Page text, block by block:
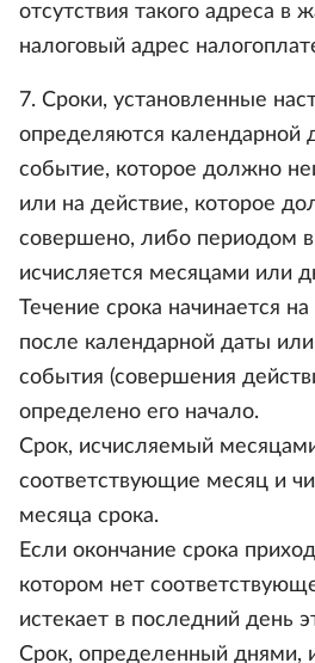
отсутствия такого адреса в
налоговый адрес
7. Сроки, установленные
определяются календарной
событие, которое должно
или на действие, которое
совершено, либо периодом
исчисляется месяцами или
Течение срока начинается
после календарной даты
события (совершения
определено его начало.
Срок, исчисляемый
соответствующие месяц и
месяца срока.
Если окончание срока
котором нет
истекает в последний день
Срок, определенный днями,